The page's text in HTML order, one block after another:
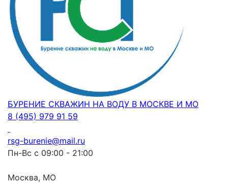
БУРЕНИЕ СКВАЖИН НА ВОДУ В МОСКВЕ И МО
8 (495) 979 91 59
rsg-burenie@mail.ru
Пн-Вс с 09:00 - 21:00
Москва, МО